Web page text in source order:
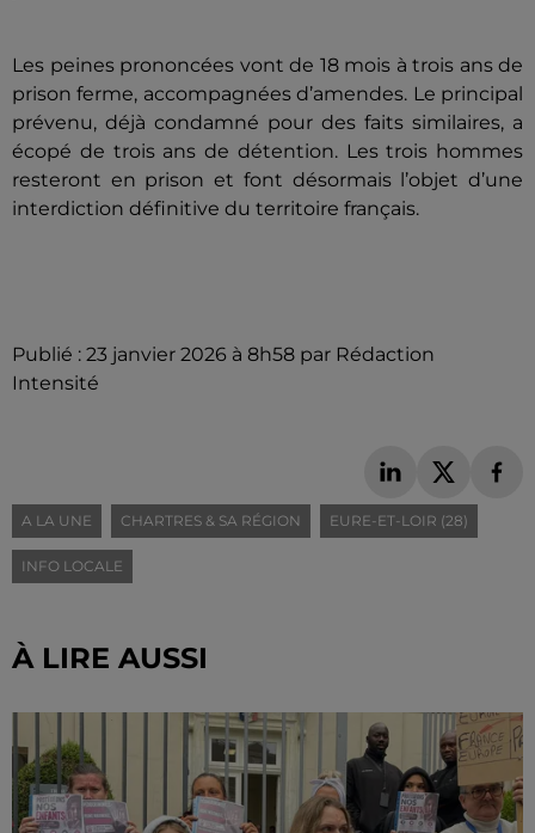
Les peines prononcées vont de 18 mois à trois ans de
prison ferme, accompagnées d’amendes. Le principal
prévenu, déjà condamné pour des faits similaires, a
écopé de trois ans de détention. Les trois hommes
resteront en prison et font désormais l’objet d’une
interdiction définitive du territoire français.
Publié : 23 janvier 2026 à 8h58 par Rédaction
Intensité
A LA UNE CHARTRES & SA RÉGION EURE-ET-LOIR (28)
INFO LOCALE
À LIRE AUSSI